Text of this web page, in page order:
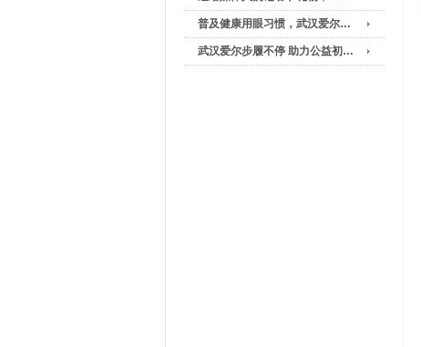
普及健康用眼习惯，武汉爱尔…
武汉爱尔步履不停 助力公益初…